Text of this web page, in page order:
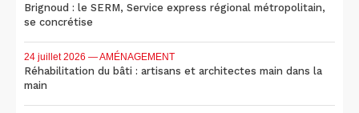
Brignoud : le SERM, Service express régional métropolitain,
se concrétise
24 juillet 2026 — AMÉNAGEMENT
Réhabilitation du bâti : artisans et architectes main dans la
main